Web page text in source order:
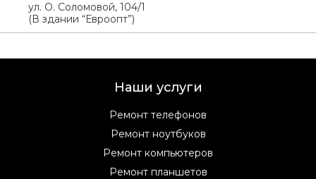
ул. О. Соломовой, 104/1
(В здании “Евроопт”)
Наши услуги
Ремонт телефонов
Ремонт ноутбуков
Ремонт компьютеров
Ремонт планшетов